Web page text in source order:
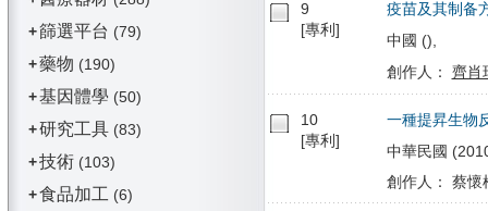
+篩選平台 (79)
+藥物 (190)
+基因體學 (50)
+研究工具(83)
+技術(103)
+食品加工 (6)
9
[專利]
疫苗及其制备
中國 (),
創作人： 齊肖
10
[專利]
一種提昇生物
中華民國
創作人： 蔡懷